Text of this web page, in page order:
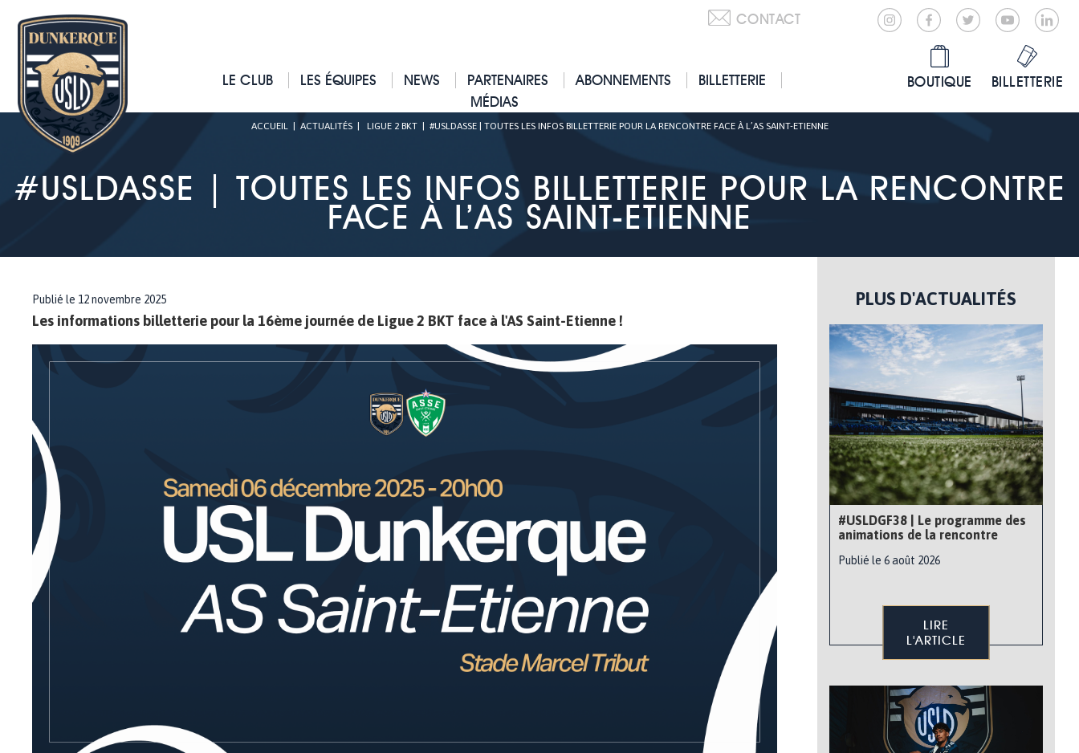
CONTACT
LE CLUB LES ÉQUIPES NEWS PARTENAIRES ABONNEMENTS
BILLETTERIE
MÉDIAS
BOUTIQUE BILLETTERIE
ACCUEIL| ACTUALITÉS| LIGUE 2 BKT| #USLDASSE | TOUTES LES INFOS BILLETTERIE POUR LA RENCONTRE FACE À L’AS SAINT-ETIENNE
#USLDASSE | TOUTES LES INFOS BILLETTERIE POUR LA RENCONTRE
FACE À L’AS SAINT-ETIENNE
Publié le 12 novembre 2025
Les informations billetterie pour la 16ème journée de Ligue 2 BKT face à l'AS Saint-Etienne !
PLUS D'ACTUALITÉS
#USLDGF38 | Le programme des
animations de la rencontre
Publié le 6 août 2026
LIRE
L'ARTICLE